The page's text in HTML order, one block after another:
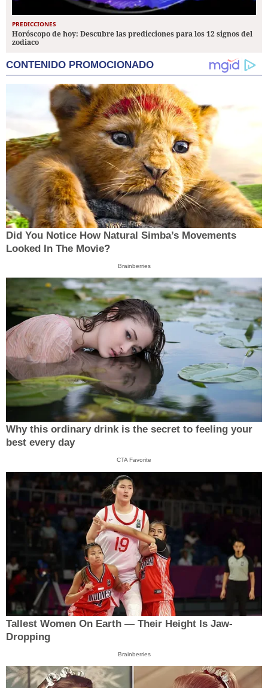
PREDICCIONES
Horóscopo de hoy: Descubre las predicciones para los 12 signos del
zodiaco
CONTENIDO PROMOCIONADO
Did You Notice How Natural Simba’s Movements
Looked In The Movie?
Brainberries
Why this ordinary drink is the secret to feeling your
best every day
CTA Favorite
Tallest Women On Earth — Their Height Is Jaw-
Dropping
Brainberries